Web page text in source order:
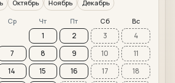
Октябрь Ноябрь Декабрь
Ср Чт Пт Сб Вс
1 2 3
4
7 8 9 10
11
14 15 16 17
18